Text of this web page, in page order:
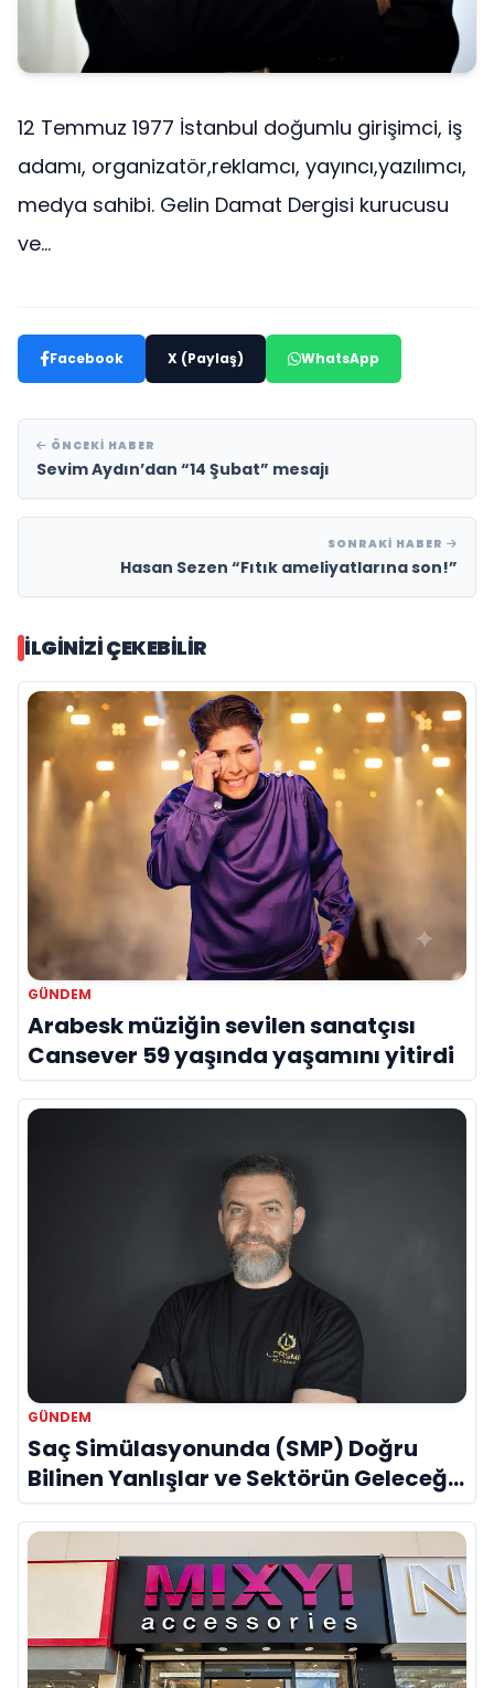
12 Temmuz 1977 İstanbul doğumlu girişimci, iş
adamı, organizatör,reklamcı, yayıncı,yazılımcı,
medya sahibi. Gelin Damat Dergisi kurucusu
ve...
Facebook X (Paylaş) WhatsApp
ÖNCEKI HABER
Sevim Aydın’dan “14 Şubat” mesajı
SONRAKI HABER
Hasan Sezen “Fıtık ameliyatlarına son!”
İLGINIZI ÇEKEBILIR
GÜNDEM
Arabesk müziğin sevilen sanatçısı
Cansever 59 yaşında yaşamını yitirdi
GÜNDEM
Saç Simülasyonunda (SMP) Doğru
Bilinen Yanlışlar ve Sektörün Geleceği:
Onur Akdeniz ile Özel Röportaj